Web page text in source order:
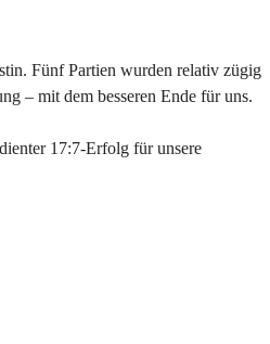
Fünf Partien wurden relativ zügig
– mit dem besseren Ende für uns.
17:7-Erfolg für unsere